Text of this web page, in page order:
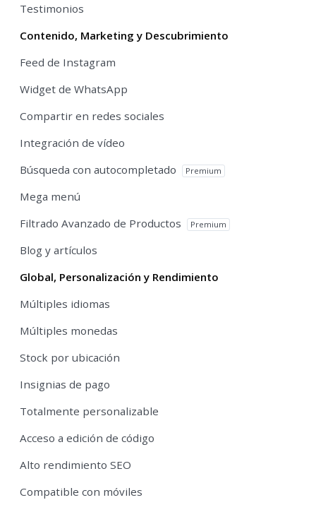
Testimonios
Contenido, Marketing y Descubrimiento
Feed de Instagram
Widget de WhatsApp
Compartir en redes sociales
Integración de vídeo
Búsqueda con autocompletado
Premium
Mega menú
Filtrado Avanzado de Productos
Premium
Blog y artículos
Global, Personalización y Rendimiento
Múltiples idiomas
Múltiples monedas
Stock por ubicación
Insignias de pago
Totalmente personalizable
Acceso a edición de código
Alto rendimiento SEO
Compatible con móviles